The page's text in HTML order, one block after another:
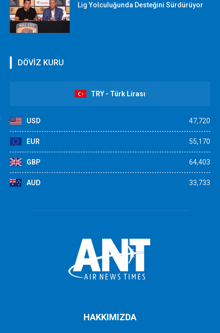
Lig Yolculuğunda Desteğini Sürdürüyor
DÖVİZ KURU
TRY - Türk Lirası
USD 47,720
EUR 55,170
GBP 64,403
AUD 33,733
HAKKIMIZDA